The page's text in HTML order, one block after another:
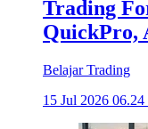
Trading
QuickPro,
Belajar Trading
15 Jul 2026